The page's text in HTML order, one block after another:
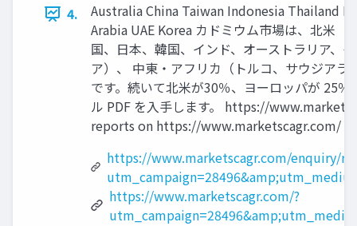
4.
Australia China Taiwan Indonesia Thailand
Arabia UAE Korea カドミウム市場は、北米
国、日本、韓国、インド、オーストラリア、
ア）、 中東・アフリカ（トルコ、サウジア
です。続いて北米が30％、ヨーロッパが 25
ル PDF を入手します。 https://
reports on https://www.marketscagr.com/
https://www.marketscagr.com/enquiry/
https://www.marketscagr.com/?